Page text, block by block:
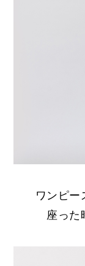
ワンピー
座った